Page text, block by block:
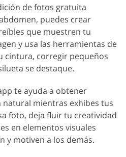
de fotos gratuita
puedes crear
que muestren tu
y usa las herramientas de
cintura, corregir pequeños
se destaque.
te ayuda a obtener
mientras exhibes tus
foto, deja fluir tu creatividad
en elementos visuales
y motiven a los demás.